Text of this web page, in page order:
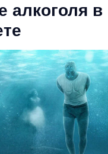
алкоголя в